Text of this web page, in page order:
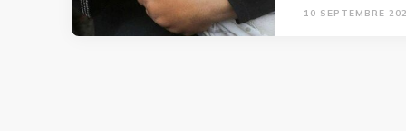
10 SEPTEMBRE